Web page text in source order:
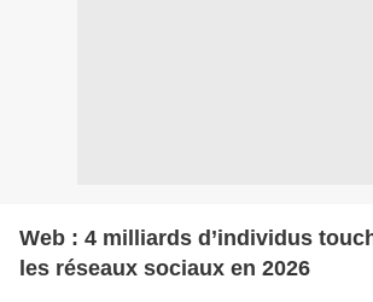
Web : 4 milliards d’individus
les réseaux sociaux en 2026